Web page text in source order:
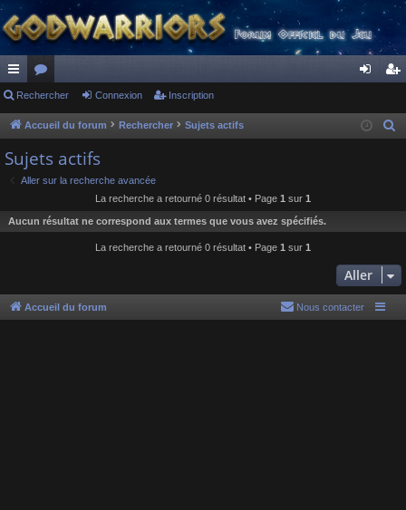
ac
co
ur
ci
or
u
s
ne cri
Rechercher Connexion Inscription
Accueil du forum Rechercher Sujets actifs
h
e
Sujets actifs
Aller sur la recherche avancée
La recherche a retourné 0 résultat • Page 1 sur 1
Aucun résultat ne correspond aux termes que vous avez spécifiés.
La recherche a retourné 0 résultat • Page 1 sur 1
Aller
Accueil du forum Nous contacter